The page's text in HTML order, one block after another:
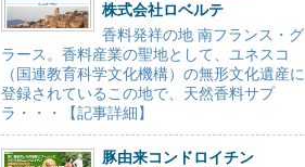
株式会社ロベルテ
香料発祥の地 南フランス・グ
ラース。香料産業の聖地として、ユネスコ
（国連教育科学文化機構）の無形文化遺産に
登録されているこの地で、天然香料サプ
ラ・・・【記事詳細】
豚由来コンドロイチン